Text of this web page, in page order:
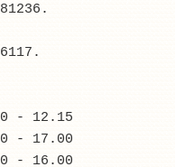
- 12.15
- 17.00
- 16.00